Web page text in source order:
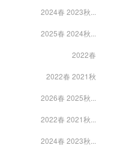
2024春 2023秋...
2025春 2024秋...
2022春
2022春 2021秋
2026春 2025秋...
2022春 2021秋...
2024春 2023秋...